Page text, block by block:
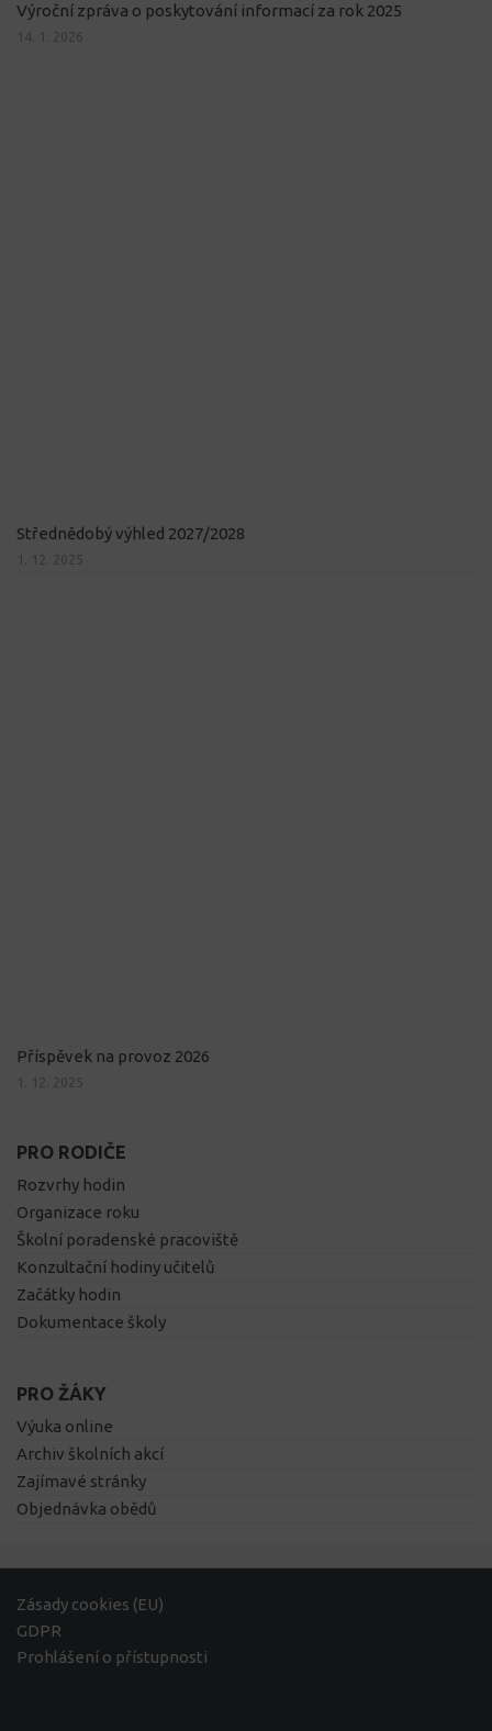
Výroční zpráva o poskytování informací za rok 2025
14. 1. 2026
Střednědobý výhled 2027/2028
1. 12. 2025
Příspěvek na provoz 2026
1. 12. 2025
PRO RODIČE
Rozvrhy hodin
Organizace roku
Školní poradenské pracoviště
Konzultační hodiny učitelů
Začátky hodin
Dokumentace školy
PRO ŽÁKY
Výuka online
Archiv školních akcí
Zajímavé stránky
Objednávka obědů
Zásady cookies (EU)
GDPR
Prohlášení o přístupnosti